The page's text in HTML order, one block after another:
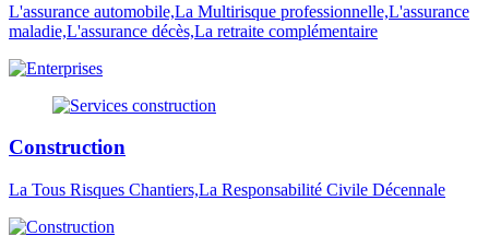
L'assurance automobile,La Multirisque professionnelle,L'assurance
maladie,L'assurance décès,La retraite complémentaire
Construction
La Tous Risques Chantiers,La Responsabilité Civile Décennale